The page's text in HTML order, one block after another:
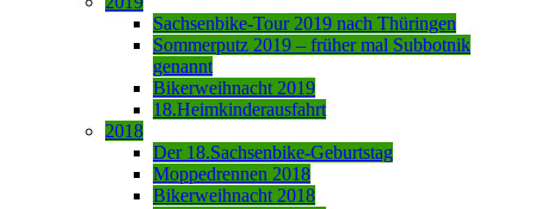
Sachsenbike-Tour 2019 nach Thüringen
Sommerputz 2019 – früher mal Subbotnik
genannt
Bikerweihnacht 2019
18.Heimkinderausfahrt
2018
Der 18.Sachsenbike-Geburtstag
Moppedrennen 2018
Bikerweihnacht 2018